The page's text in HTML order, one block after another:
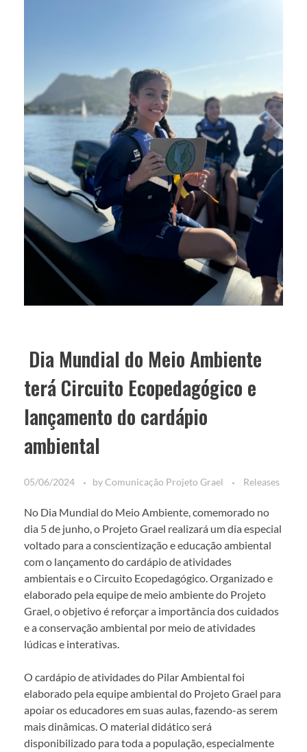
Dia Mundial do Meio Ambiente
terá Circuito Ecopedagógico e
lançamento do cardápio
ambiental
05/06/2024 byComunicação Projeto Grael Releases
No Dia Mundial do Meio Ambiente, comemorado no
dia 5 de junho, o Projeto Grael realizará um dia especial
voltado para a conscientização e educação ambiental
com o lançamento do cardápio de atividades
ambientais e o Circuito Ecopedagógico. Organizado e
elaborado pela equipe de meio ambiente do Projeto
Grael, o objetivo é reforçar a importância dos cuidados
e a conservação ambiental por meio de atividades
lúdicas e interativas.
O cardápio de atividades do Pilar Ambiental foi
elaborado pela equipe ambiental do Projeto Grael para
apoiar os educadores em suas aulas, fazendo-as serem
mais dinâmicas. O material didático será
disponibilizado para toda a população, especialmente